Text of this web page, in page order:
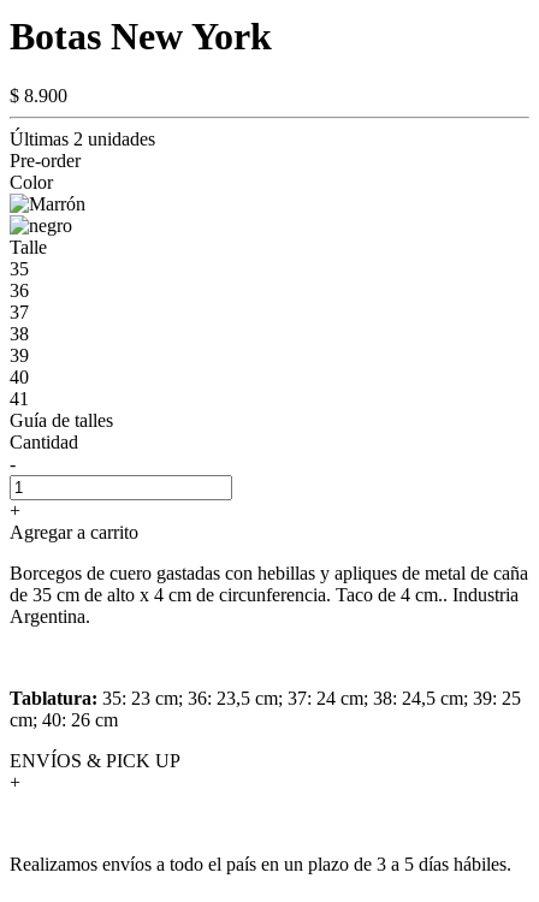
Botas New York
$ 8.900
Últimas 2 unidades
Pre-order
Color
Talle
35
36
37
38
39
40
41
Guía de talles
Cantidad
-
+
Agregar a carrito
Borcegos de cuero gastadas con hebillas y apliques de metal de caña
de 35 cm de alto x 4 cm de circunferencia. Taco de 4 cm.. Industria
Argentina.
Tablatura: 35: 23 cm; 36: 23,5 cm; 37: 24 cm; 38: 24,5 cm; 39: 25
cm; 40: 26 cm
ENVÍOS & PICK UP
+
Realizamos envíos a todo el país en un plazo de 3 a 5 días hábiles.